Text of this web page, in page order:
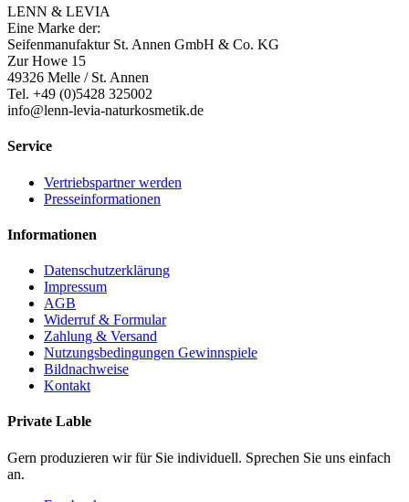
LENN & LEVIA
Eine Marke der:
Seifenmanufaktur St. Annen GmbH & Co. KG
Zur Howe 15
49326 Melle / St. Annen
Tel. +49 (0)5428 325002
info@lenn-levia-naturkosmetik.de
Service
Vertriebspartner werden
Presseinformationen
Informationen
Datenschutzerklärung
Impressum
AGB
Widerruf & Formular
Zahlung & Versand
Nutzungsbedingungen Gewinnspiele
Bildnachweise
Kontakt
Private Lable
Gern produzieren wir für Sie individuell. Sprechen Sie uns einfach
an.